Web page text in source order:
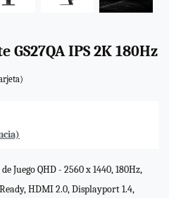
IPS 2K 180Hz
Juego QHD - 2560 x 1440, 180Hz,
HDMI 2.0, Displayport 1.4,